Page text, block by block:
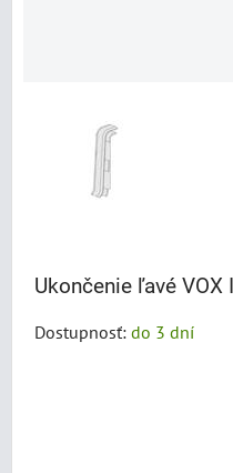
Ukončenie ľavé
Dostupnosť: do 3 dní